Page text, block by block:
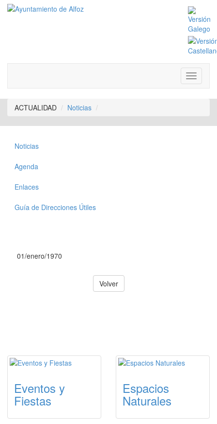
ACTUALIDAD Noticias
Noticias
Agenda
Enlaces
Guía de Direcciones Útiles
01/enero/1970
Volver
Eventos y
Fiestas
Espacios
Naturales